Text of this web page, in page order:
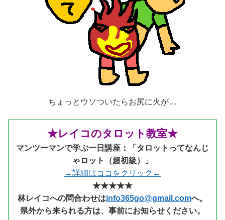
ちょっとウソついたらお尻に火が…
★レイコのタロット教室★
マンツーマンで学ぶ一日講座：「タロットってなんじ
ゃロット（超初級）」
→詳細はココをクリック←
★★★★★
林レイコへの問合わせはinfo365go@gmail.comへ。
県外から来られる方は、事前にお知らせください。